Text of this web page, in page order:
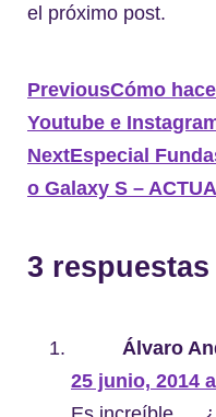
el próximo post.
PreviousCómo
Youtube e
NextEspecial
o Galaxy S –
3 respuestas
Álvaro
25 junio, 2014